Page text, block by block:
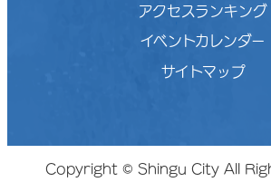
アクセスランキング
イベントカレンダー
サイトマップ
Copyright © Shingu City All